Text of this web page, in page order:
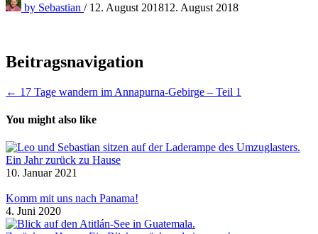
by Sebastian / 12. August 201812. August 2018
Beitragsnavigation
← 17 Tage wandern im Annapurna-Gebirge – Teil 1
You might also like
Ein Jahr zurück zu Hause
10. Januar 2021
Komm mit uns nach Panama!
4. Juni 2020